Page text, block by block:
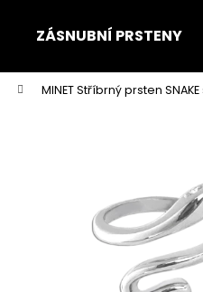
ZÁSNUBNÍ PRSTENY
MINET Stříbrný prsten
Co potřebujete
Doporučujeme